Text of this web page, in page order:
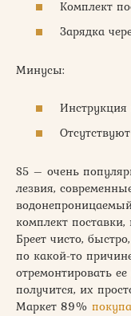
Комплект
Зарядка
Минусы:
Инструкция
S5 – очень
лезвия,
комплект
Бреет чисто,
по какой-то
отремонтировать
получится, их
Маркет 89%